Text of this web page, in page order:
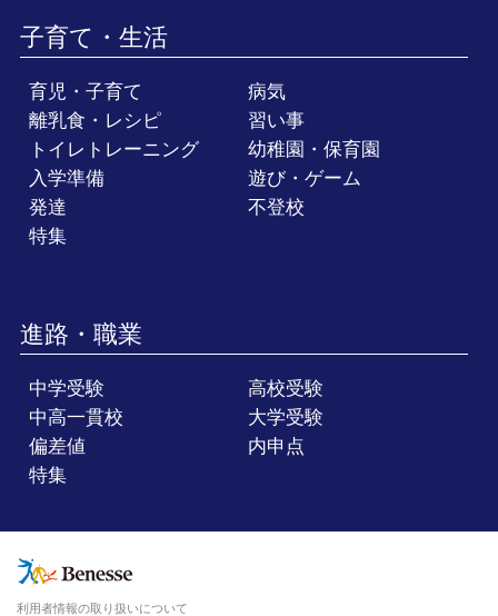
子育て・生活
育児・子育て
病気
離乳食・レシピ
習い事
トイレトレーニング
幼稚園・保育園
入学準備
遊び・ゲーム
発達
不登校
特集
進路・職業
中学受験
高校受験
中高一貫校
大学受験
偏差値
内申点
特集
利用者情報の取り扱いについて